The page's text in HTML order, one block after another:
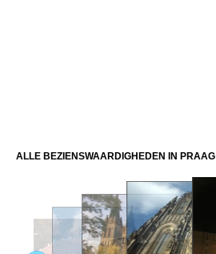
ALLE BEZIENSWAARDIGHEDEN IN PRAAG